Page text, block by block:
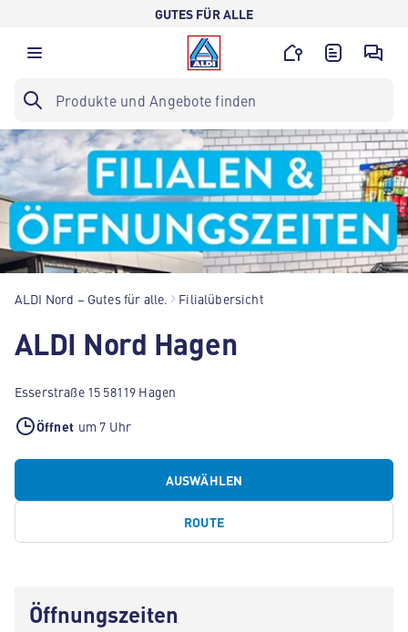
GUTES FÜR ALLE
ALDI Nord – Gutes für alle. Filialübersicht
ALDI Nord Hagen
Esserstraße 15 58119 Hagen
Öffnet um 7 Uhr
AUSWÄHLEN
ROUTE
Öffnungszeiten